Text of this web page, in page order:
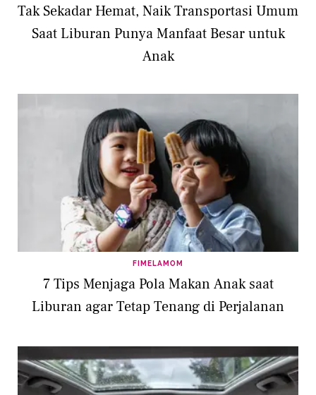
Tak Sekadar Hemat, Naik Transportasi Umum
Saat Liburan Punya Manfaat Besar untuk
Anak
FIMELAMOM
7 Tips Menjaga Pola Makan Anak saat
Liburan agar Tetap Tenang di Perjalanan